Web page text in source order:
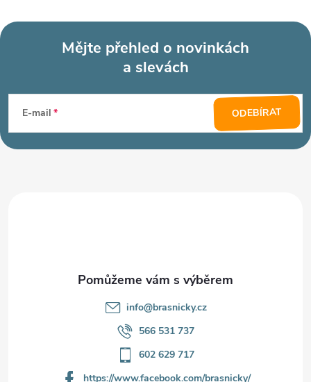
p
Mějte přehled o novinkách
a slevách
E-mail ODEBÍRAT
info@brasnicky.cz
566 531 737
602 629 717
https://www.facebook.com/brasnicky/